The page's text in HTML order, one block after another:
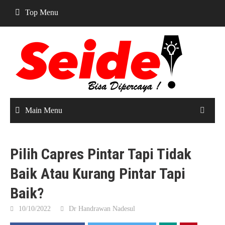
content
Top Menu
Main Menu
Pilih Capres Pintar Tapi Tidak
Baik Atau Kurang Pintar Tapi
Baik?
10/10/2022 Dr Handrawan Nadesul